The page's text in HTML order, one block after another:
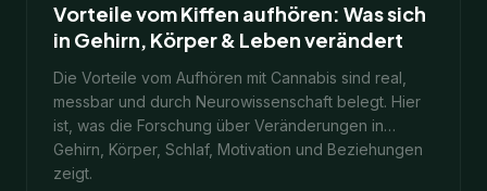
Vorteile vom Kiffen aufhören: Was sich
in Gehirn, Körper & Leben verändert
Die Vorteile vom Aufhören mit Cannabis sind real,
messbar und durch Neurowissenschaft belegt. Hier
ist, was die Forschung über Veränderungen in
Gehirn, Körper, Schlaf, Motivation und Beziehungen
zeigt.